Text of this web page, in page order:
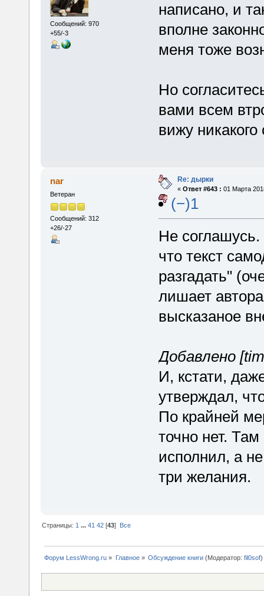
Сообщений: 970
+55/-3
написано, и
вполне
меня тоже
Но
вами всем
вижу
nar
Ветеран
Сообщений: 312
+26/-27
Re: дырки
« Ответ #643 : 01 Марта
(−)1
Не
что текст
разгадать"
лишает
высказаное
Добавлено
И, кстати,
утверждал,
По крайней
точно нет.
исполнил, а
три желания.
Страницы:1 ...41 42 [43] Все
Форум LessWrong.ru » Главное» Обсуждение книги(Модератор: fil0sof)